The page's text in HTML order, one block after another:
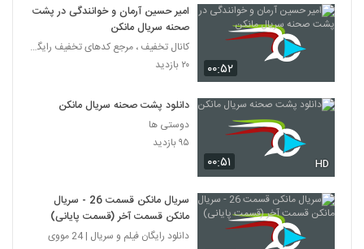
۰۰:۵۲
امیر حسین آرمان و خوانندگی در پشت
صحنه سریال مانکن
کانال تخفیف ، مرجع کدهای تخفیف رایگان
۲۰ بازدید
۰۰:۵۱ HD
دانلود پشت صحنه سریال مانکن
دوستی ها
۹۵ بازدید
سریال مانکن قسمت 26 - سریال
مانکن قسمت آخر (قسمت پایانی)
دانلود رایگان فیلم و سریال | 24 مووی